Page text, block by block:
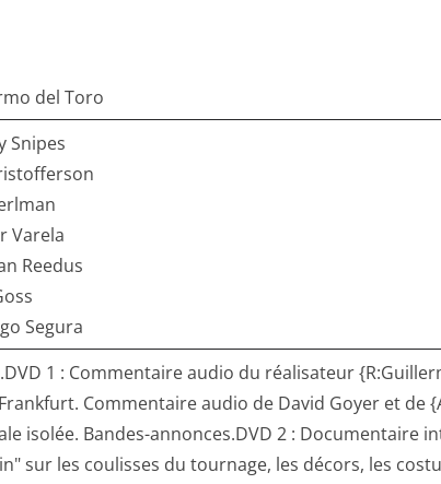
del Toro
Snipes
Varela
Reedus
Segura
1 : Commentaire audio du réalisateur
Commentaire audio de David Goyer et de
isolée. Bandes-annonces.DVD 2 : Documentaire
sur les coulisses du tournage, les décors, les